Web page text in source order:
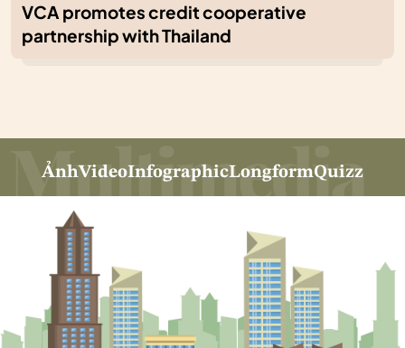
VCA promotes credit cooperative
partnership with Thailand
ẢnhVideoInfographicLongformQuizz